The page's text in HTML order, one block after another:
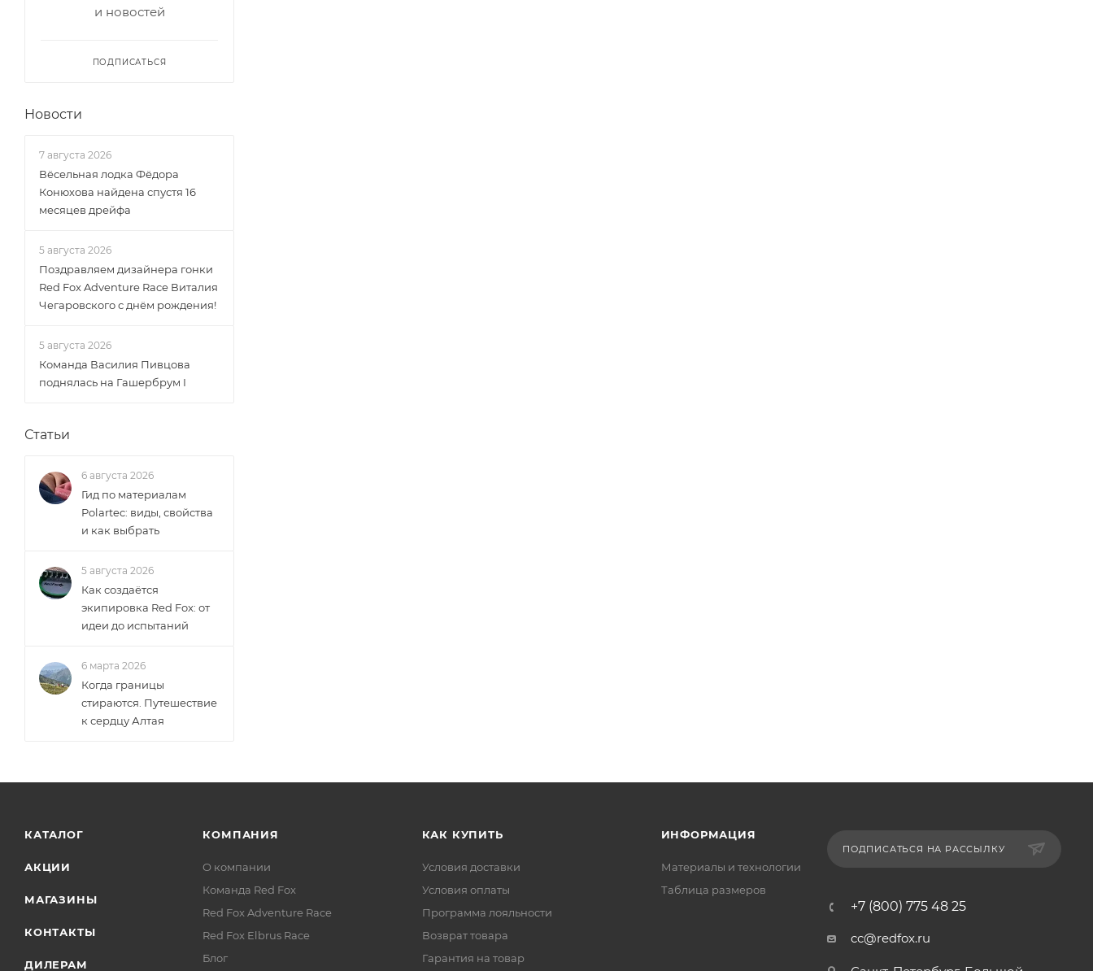
и новостей
ПОДПИСАТЬСЯ
Новости
7 августа 2026
Вёсельная лодка Фёдора
Конюхова найдена спустя 16
месяцев дрейфа
5 августа 2026
Поздравляем дизайнера гонки
Red Fox Adventure Race Виталия
Чегаровского с днём рождения!
5 августа 2026
Команда Василия Пивцова
поднялась на Гашербрум I
Статьи
6 августа 2026
Гид по материалам
Polartec: виды, свойства
и как выбрать
5 августа 2026
Как создаётся
экипировка Red Fox: от
идеи до испытаний
6 марта 2026
Когда границы
стираются. Путешествие
к сердцу Алтая
КАТАЛОГ
АКЦИИ
МАГАЗИНЫ
КОНТАКТЫ
ДИЛЕРАМ
КОМПАНИЯ
О компании
Команда Red Fox
Red Fox Adventure Race
Red Fox Elbrus Race
Блог
КАК КУПИТЬ
Условия доставки
Условия оплаты
Программа лояльности
Возврат товара
Гарантия на товар
ИНФОРМАЦИЯ
Материалы и технологии
Таблица размеров
ПОДПИСАТЬСЯ НА РАССЫЛКУ
+7 (800) 775 48 25
cc@redfox.ru